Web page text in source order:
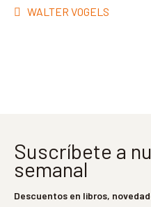
Navegación
Anterior:
WALTER VOGELS
Suscríbete a
semanal
Descuentos en libros,